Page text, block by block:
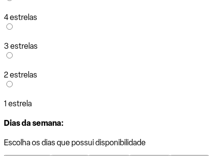
4 estrelas
3 estrelas
2 estrelas
1 estrela
Dias da semana:
Escolha os dias que possui disponibilidade